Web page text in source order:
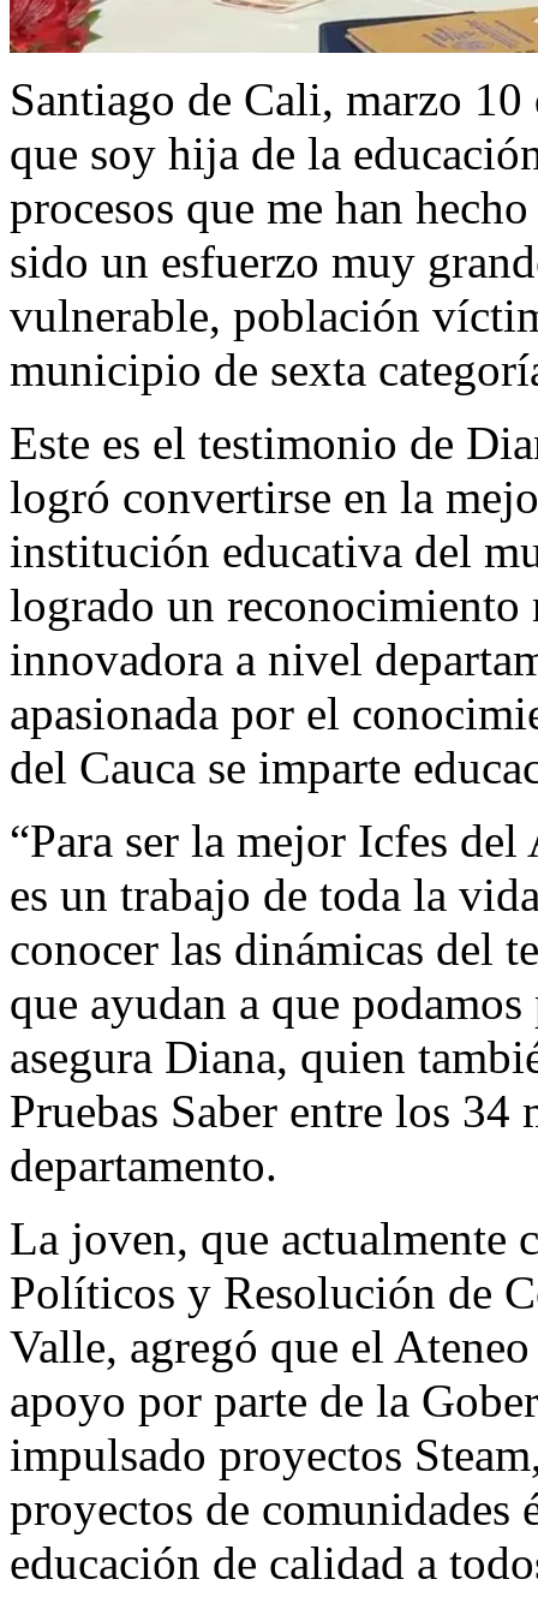
Santiago de Cali, marzo
que soy hija de la
procesos que me han
sido un esfuerzo muy
vulnerable, población
municipio de sexta
Este es el testimonio de
logró convertirse en la
institución educativa del
logrado un reconocimiento
innovadora a nivel
apasionada por el
del Cauca se imparte
“Para ser la mejor Icfes
es un trabajo de toda la
conocer las dinámicas del
que ayudan a que
asegura Diana, quien
Pruebas Saber entre los
departamento.
La joven, que actualmente
Políticos y Resolución de
Valle, agregó que el
apoyo por parte de la
impulsado proyectos
proyectos de comunidades
educación de calidad a